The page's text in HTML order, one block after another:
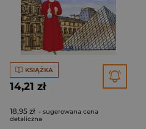
KSIĄŻKA
14,21 zł
18,95 zł - sugerowana cena
detaliczna